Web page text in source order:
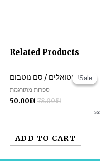
Related Products
Sale!
Sale! ריטואלים / סם נוטבום
ספרות מתורגמת
78.00₪
50.00₪
ADD TO CART